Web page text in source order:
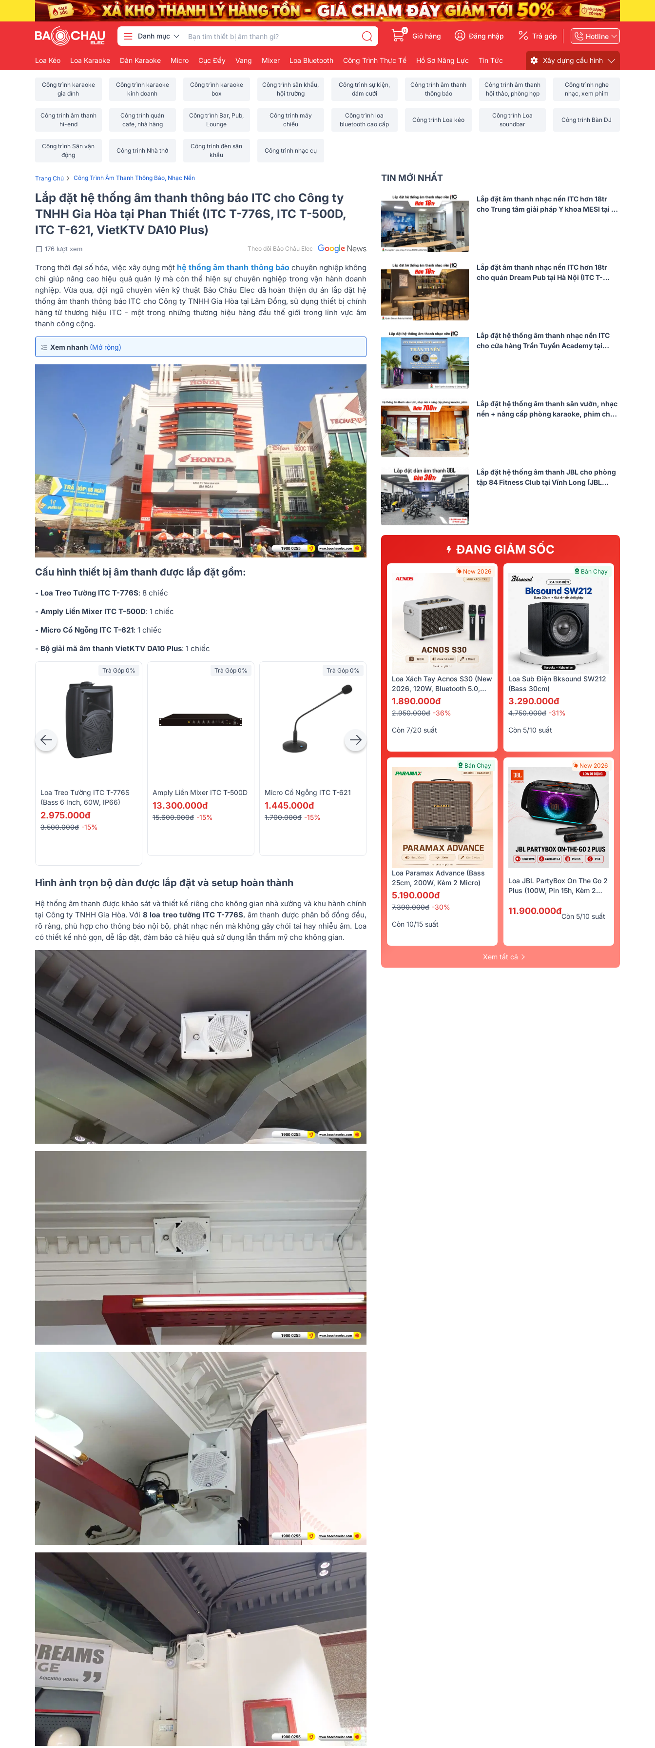
Danh mục
0
Giỏ hàng Đăng nhập Trả góp Hotline
Loa Kéo Loa Karaoke Dàn Karaoke Micro Cục Đẩy Vang Mixer Loa Bluetooth Công Trình Thực Tế Hồ Sơ Năng Lực Tin Tức Xây dựng cấu hình
Công trình karaoke
gia đình
Công trình karaoke
kinh doanh
Công trình karaoke
box
Công trình sân khấu,
hội trường
Công trình sự kiện,
đám cưới
Công trình âm thanh
thông báo
Công trình âm thanh
hội thảo, phòng họp
Công trình nghe
nhạc, xem phim
Công trình âm thanh
hi-end
Công trình quán
cafe, nhà hàng
Công trình Bar, Pub,
Lounge
Công trình máy
chiếu
Công trình loa
bluetooth cao cấp
Công trình Loa kéo
Công trình Loa
soundbar
Công trình Bàn DJ
Công trình Sân vận
động
Công trình Nhà thờ
Công trình đèn sân
khấu
Công trình nhạc cụ
Trang Chủ › Công Trình Âm Thanh Thông Báo, Nhạc Nền
Lắp đặt hệ thống âm thanh thông báo ITC cho Công ty
TNHH Gia Hòa tại Phan Thiết (ITC T-776S, ITC T-500D,
ITC T-621, VietKTV DA10 Plus)
176 lượt xem Theo dõi Bảo Châu Elec
Trong thời đại số hóa, việc xây dựng một hệ thống âm thanh thông báochuyên nghiệp không
chỉ giúp nâng cao hiệu quả quản lý mà còn thể hiện sự chuyên nghiệp trong vận hành doanh
nghiệp. Vừa qua, đội ngũ chuyên viên kỹ thuật Bảo Châu Elec đã hoàn thiện dự án lắp đặt hệ
thống âm thanh thông báo ITC cho Công ty TNHH Gia Hòa tại Lâm Đồng, sử dụng thiết bị chính
hãng từ thương hiệu ITC - một trong những thương hiệu hàng đầu thế giới trong lĩnh vực âm
thanh công cộng.
Xem nhanh (Mở rộng)
Cấu hình thiết bị âm thanh được lắp đặt gồm:
- Loa Treo Tường ITC T-776S: 8 chiếc
- Amply Liền Mixer ITC T-500D: 1 chiếc
- Micro Cổ Ngỗng ITC T-621: 1 chiếc
- Bộ giải mã âm thanh VietKTV DA10 Plus: 1 chiếc
Trả Góp 0%
Loa Treo Tường ITC T-776S
(Bass 6 Inch, 60W, IP66)
2.975.000đ
3.500.000đ -15%
Trả Góp 0%
Amply Liền Mixer ITC T-500D
13.300.000đ
15.600.000đ -15%
Trả Góp 0%
Micro Cổ Ngỗng ITC T-621
1.445.000đ
1.700.000đ -15%
Bộ Giải Mã Âm Thanh
VietKTV DA10 Plus
890.000đ
1.600.000đ -44%
Hình ảnh trọn bộ dàn được lắp đặt và setup hoàn thành
Hệ thống âm thanh được khảo sát và thiết kế riêng cho không gian nhà xưởng và khu hành chính
tại Công ty TNHH Gia Hòa. Với 8 loa treo tường ITC T-776S, âm thanh được phân bổ đồng đều,
rõ ràng, phù hợp cho thông báo nội bộ, phát nhạc nền mà không gây chói tai hay nhiễu âm. Loa
có thiết kế nhỏ gọn, dễ lắp đặt, đảm bảo cả hiệu quả sử dụng lẫn thẩm mỹ cho không gian.
TIN MỚI NHẤT
Lắp đặt âm thanh nhạc nền ITC hơn 18tr
cho Trung tâm giải pháp Y khoa MESI tại Hà
Lắp đặt âm thanh nhạc nền ITC hơn 18tr
cho quán Dream Pub tại Hà Nội (ITC T-
Lắp đặt hệ thống âm thanh nhạc nền ITC
cho cửa hàng Trần Tuyển Academy tại
Lắp đặt hệ thống âm thanh sân vườn, nhạc
nền + nâng cấp phòng karaoke, phim cho
Lắp đặt hệ thống âm thanh JBL cho phòng
tập 84 Fitness Club tại Vĩnh Long (JBL
ĐANG GIẢM SỐC
New 2026
Loa Xách Tay Acnos S30 (New
2026, 120W, Bluetooth 5.0,
Kèm 2 Tay Micro)
1.890.000đ
2.950.000đ -36%
Còn 7/20 suất
Bán Chạy
Loa Sub Điện Bksound SW212
(bass 30cm)
3.290.000đ
4.750.000đ -31%
Còn 5/10 suất
Bán Chạy
Loa Paramax Advance (Bass
25cm, 200W, Kèm 2 Micro)
5.190.000đ
7.390.000đ -30%
Còn 10/15 suất
New 2026
Loa JBL PartyBox On The Go 2
Plus (100W, Pin 15h, Kèm 2
11.900.000đ
Còn 5/10 suất
Xem tất cả